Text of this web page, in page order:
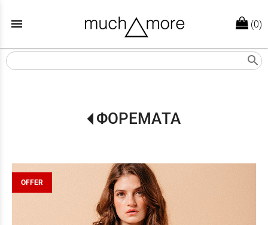
menu (0)
search
ΦΟΡΕΜΑΤΑ
OFFER